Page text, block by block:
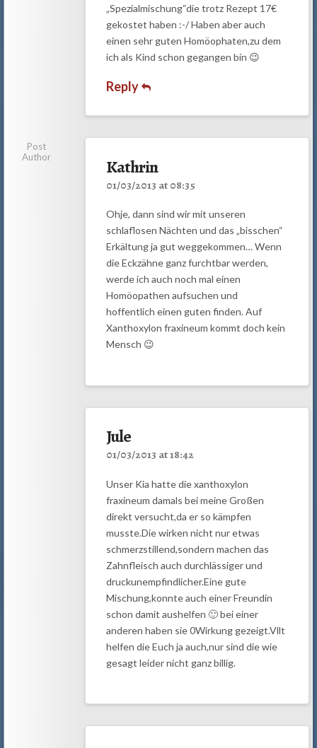
„Spezialmischung“die trotz Rezept 17€
gekostet haben :-/ Haben aber auch
einen sehr guten Homöophaten,zu dem
ich als Kind schon gegangen bin 😉
Reply
Post
Author
Kathrin
01/03/2013 at 08:35
Ohje, dann sind wir mit unseren
schlaflosen Nächten und das „bisschen“
Erkältung ja gut weggekommen… Wenn
die Eckzähne ganz furchtbar werden,
werde ich auch noch mal einen
Homöopathen aufsuchen und
hoffentlich einen guten finden. Auf
Xanthoxylon fraxineum kommt doch kein
Mensch 😉
Jule
01/03/2013 at 18:42
Unser Kia hatte die xanthoxylon
fraxineum damals bei meine Großen
direkt versucht,da er so kämpfen
musste.Die wirken nicht nur etwas
schmerzstillend,sondern machen das
Zahnfleisch auch durchlässiger und
druckunempfindlicher.Eine gute
Mischung,konnte auch einer Freundin
schon damit aushelfen 🙂 bei einer
anderen haben sie 0Wirkung gezeigt.Vllt
helfen die Euch ja auch,nur sind die wie
gesagt leider nicht ganz billig.